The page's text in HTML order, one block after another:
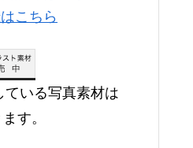
こちら
ている写真素材は
す。